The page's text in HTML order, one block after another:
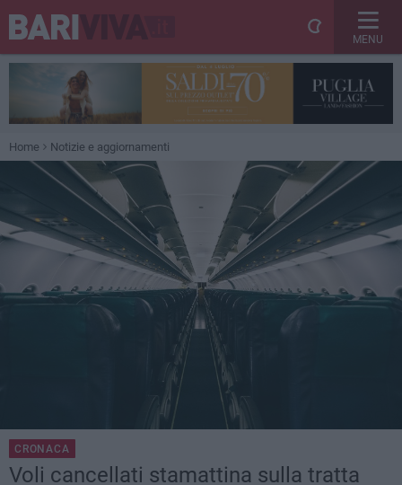
MENU
Home Notizie e aggiornamenti
CRONACA
Voli cancellati stamattina sulla tratta